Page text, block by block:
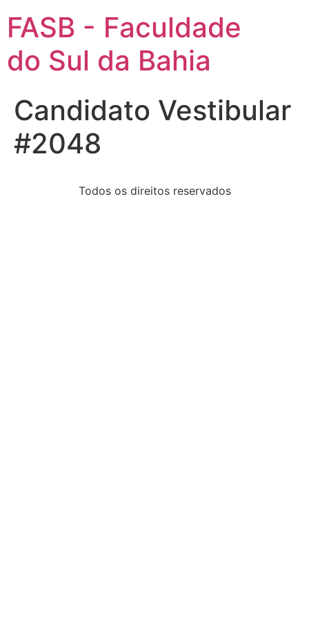
FASB - Faculdade
do Sul da Bahia
Candidato Vestibular
#2048
Todos os direitos reservados